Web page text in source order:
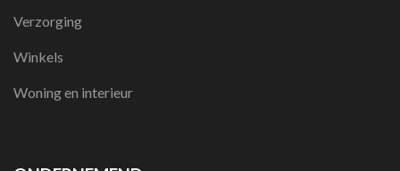
Verzorging
Winkels
Woning en interieur